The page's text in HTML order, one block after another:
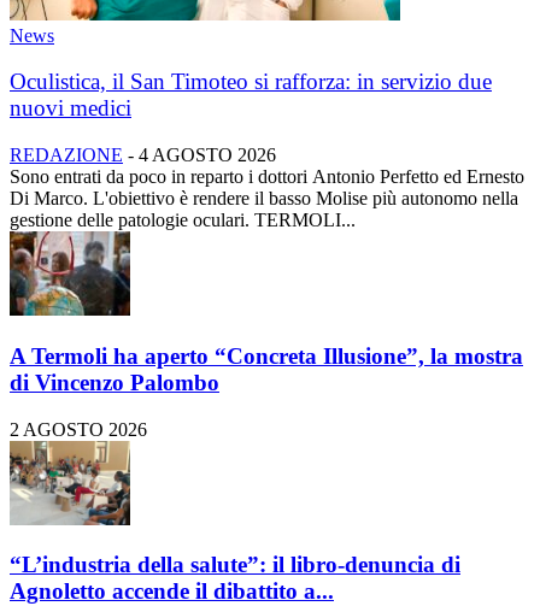
News
Oculistica, il San Timoteo si rafforza: in servizio due
nuovi medici
REDAZIONE - 4 AGOSTO 2026
Sono entrati da poco in reparto i dottori Antonio Perfetto ed Ernesto
Di Marco. L'obiettivo è rendere il basso Molise più autonomo nella
gestione delle patologie oculari. TERMOLI...
A Termoli ha aperto “Concreta Illusione”, la mostra
di Vincenzo Palombo
2 AGOSTO 2026
“L’industria della salute”: il libro-denuncia di
Agnoletto accende il dibattito a...